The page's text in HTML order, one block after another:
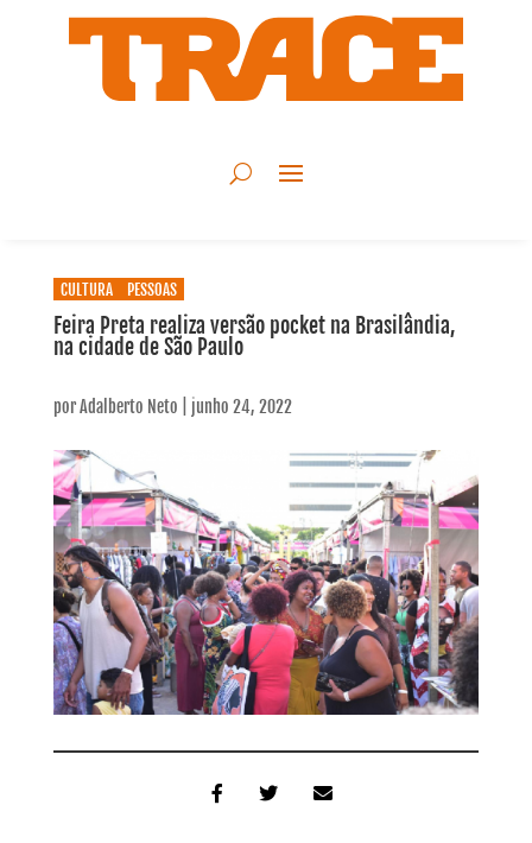
CULTURA PESSOAS
Feira Preta realiza versão pocket na Brasilândia,
na cidade de São Paulo
porAdalberto Neto junho 24, 2022